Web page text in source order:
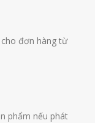
cho đơn hàng từ
phẩm nếu phát